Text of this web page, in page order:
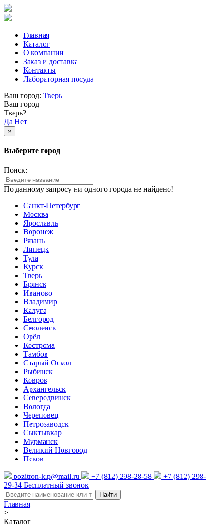
Главная
Каталог
О компании
Заказ и доставка
Контакты
Лабораторная посуда
Ваш город: Тверь
Ваш город
Тверь?
Да Нет
×
Выберите город
Поиск:
По данному запросу ни одного города не найдено!
Санкт-Петербург
Москва
Ярославль
Воронеж
Рязань
Липецк
Тула
Курск
Тверь
Брянск
Иваново
Владимир
Калуга
Белгород
Смоленск
Орёл
Кострома
Тамбов
Старый Оскол
Рыбинск
Ковров
Архангельск
Северодвинск
Вологда
Череповец
Петрозаводск
Сыктывкар
Мурманск
Великий Новгород
Псков
pozitron-kip@mail.ru +7 (812) 298-28-58
+7 (812) 298-
29-34 Бесплатный звонок
Найти
Главная
>
Каталог